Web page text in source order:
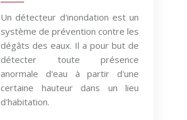
Un détecteur d'inondation est un
système de prévention contre les
dégâts des eaux. Il a pour but de
détecter toute présence
anormale d'eau à partir d'une
certaine hauteur dans un lieu
d'habitation.